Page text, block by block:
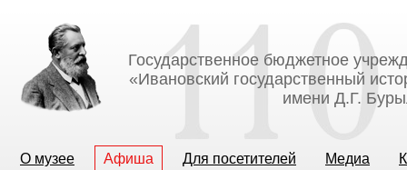
Государственное бюджетное
«Ивановский государственный
имени Д.Г.
О музее Афиша Для посетителей Медиа